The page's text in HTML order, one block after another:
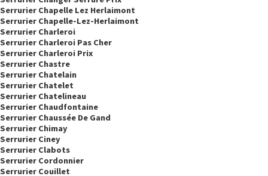
Serrurier Chapelle Lez Herlaimont
Serrurier Chapelle-Lez-Herlaimont
Serrurier Charleroi
Serrurier Charleroi Pas Cher
Serrurier Charleroi Prix
Serrurier Chastre
Serrurier Chatelain
Serrurier Chatelet
Serrurier Chatelineau
Serrurier Chaudfontaine
Serrurier Chaussée De Gand
Serrurier Chimay
Serrurier Ciney
Serrurier Clabots
Serrurier Cordonnier
Serrurier Couillet